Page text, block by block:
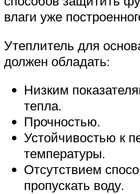
влаги уже
Утеплитель для
должен обладать:
Низким
тепла.
Прочностью.
Устойчивостью к
температуры.
Отсутствием
пропускать воду.